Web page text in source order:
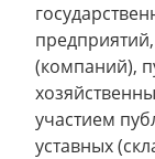
(компаний),
участием
уставных